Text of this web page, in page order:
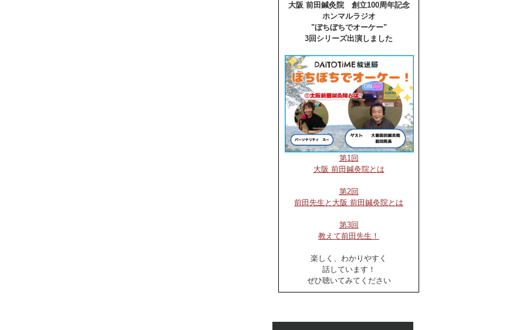
大阪 前田鍼灸院 創立100周年記念
ホンマルラジオ
"ぼちぼちでオーケー"
3回シリーズ出演しました
第1回
大阪 前田鍼灸院とは
第2回
前田先生と大阪 前田鍼灸院とは
第3回
教えて前田先生！
楽しく、わかりやすく
話しています！
ぜひ聴いてみてください